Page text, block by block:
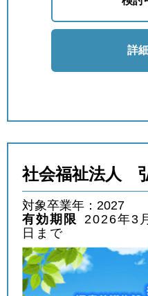
詳
社会福祉法人
対象卒業年：2027
有効期限
2026年3
日まで